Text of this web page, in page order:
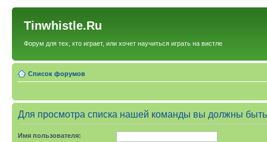
Tinwhistle.Ru
Форум для тех, кто играет, или хочет научиться играть на вистле
Список форумов
Для просмотра списка нашей команды вы должны
Имя пользователя: